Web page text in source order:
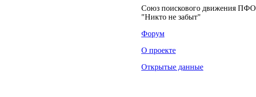
Союз поискового движения ПФО
"Никто не забыт"
Форум
О проекте
Открытые данные